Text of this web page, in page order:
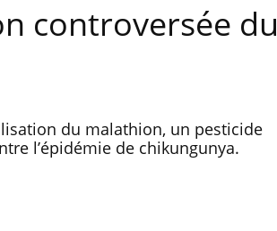
controversée du
du malathion, un pesticide
l’épidémie de chikungunya.